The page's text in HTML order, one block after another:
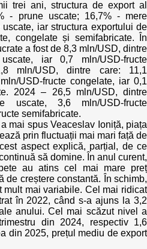
trei ani, structura de export al
- prune uscate; 16,7% - mere
iar structura exportului de
congelate și semifabricate. În
a fost de 8,3 mln/USD, dintre
iar 0,7 mln/USD-fructe
mln/USD, dintre care: 11,1
USD-fructe congelate, iar 0,1
2024 – 26,5 mln/USD, dintre
uscate, 3,6 mln/USD-fructe
semifabricate.
mai spus Veaceslav Ioniță, piața
prin fluctuații mai mari față de
aspect explică, parțial, de ce
să domine. În anul curent,
au atins cel mai mare preț
de creștere constantă. În schimb,
mult mai variabile. Cel mai ridicat
în 2022, când s-a ajuns la 3,2
anului. Cel mai scăzut nivel a
din 2024, respectiv 1,6
din 2025, prețul mediu de export